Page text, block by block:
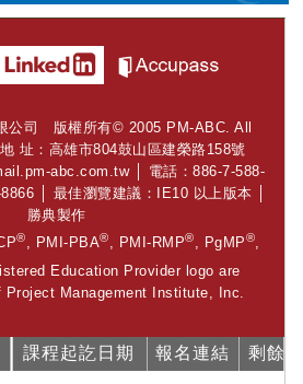
公司 版權所有© 2005 PM-ABC. All
址：高雄市804鼓山區建榮路158號
abc.com.tw│ 電話：886-7-588-
│ 最佳瀏覽建議：IE10 以上版本 │
勝典製作
®, PMI-PBA®, PMI-RMP®, PgMP®,
Education Provider logo are
Project Management Institute, Inc.
課程起訖日期 報名連結 剩餘